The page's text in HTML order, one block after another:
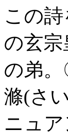
この
の玄
の弟
滌(さ
ニュ